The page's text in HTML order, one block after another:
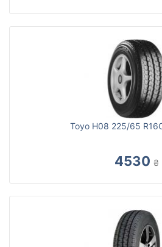
Toyo H08 225/65
4530 ₴